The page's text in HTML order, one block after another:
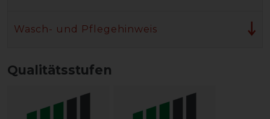
Wasch- und Pflegehinweis
Qualitätsstufen